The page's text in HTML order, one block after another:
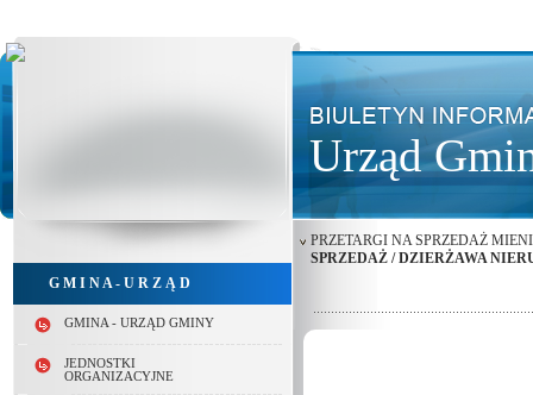
Urząd
G M I N A - U R Z Ą D
GMINA - URZĄD GMINY
JEDNOSTKI
ORGANIZACYJNE
PRZETARGI NA SPRZEDAŻ
SPRZEDAŻ / DZIERŻAWA